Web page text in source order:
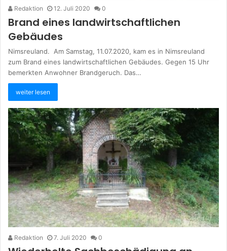
Redaktion 12. Juli 2020 0
Brand eines landwirtschaftlichen
Gebäudes
Nimsreuland. Am Samstag, 11.07.2020, kam es in Nimsreuland
zum Brand eines landwirtschaftlichen Gebäudes. Gegen 15 Uhr
bemerkten Anwohner Brandgeruch. Das…
weiter lesen
Redaktion 7. Juli 2020 0